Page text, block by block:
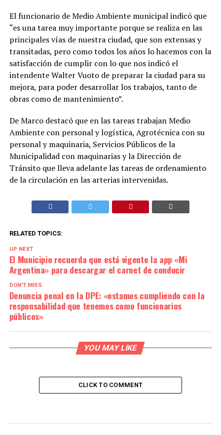
El funcionario de Medio Ambiente municipal indicó que
“es una tarea muy importante porque se realiza en las
principales vías de nuestra ciudad, que son extensas y
transitadas, pero como todos los años lo hacemos con la
satisfacción de cumplir con lo que nos indicó el
intendente Walter Vuoto de preparar la ciudad para su
mejora, para poder desarrollar los trabajos, tanto de
obras como de mantenimiento”.
De Marco destacó que en las tareas trabajan Medio
Ambiente con personal y logística, Agrotécnica con su
personal y maquinaria, Servicios Públicos de la
Municipalidad con maquinarias y la Dirección de
Tránsito que lleva adelante las tareas de ordenamiento
de la circulación en las arterias intervenidas.
RELATED TOPICS:
UP NEXT
El Municipio recuerda que está vigente la app «Mi
Argentina» para descargar el carnet de conducir
DON'T MISS
Denuncia penal en la DPE: «estamos cumpliendo con la
responsabilidad que tenemos como funcionarios
públicos»
YOU MAY LIKE
CLICK TO COMMENT